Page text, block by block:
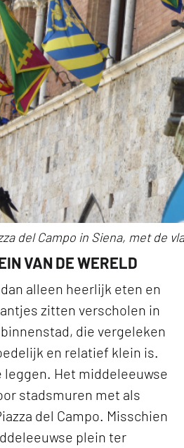
del Campo in Siena, met de
VAN DE WERELD
alleen heerlijk eten en
zitten verscholen in
die vergeleken
en relatief klein is.
leggen. Het middeleeuwse
stadsmuren met als
del Campo. Misschien
plein ter